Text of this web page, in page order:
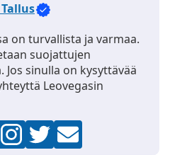
on turvallista ja varmaa.
suojattujen
sinulla on kysyttävää
Leovegasin